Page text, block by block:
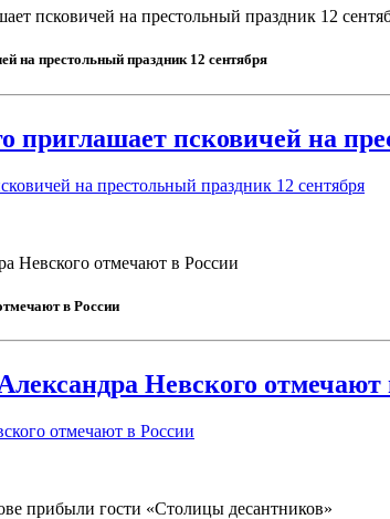
псковичей на престольный праздник 12
на престольный праздник 12 сентября
приглашает псковичей на
на престольный праздник 12 сентября
Невского отмечают в России
в России
Невского отмечают
отмечают в России
прибыли гости «Столицы десантников»